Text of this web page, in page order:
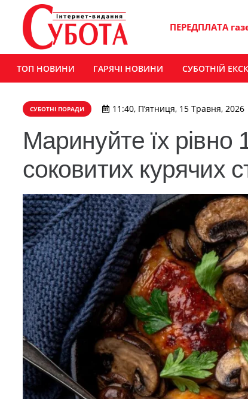
ПЕРЕДПЛАТА
ТОП НОВИНИ ГАРЯЧІ НОВИНИ СУБОТНІЙ
СУБОТНІ ПОРАДИ 11:40, П’ятниця, 15 Травня, 2026
Маринуйте їх рівно
соковитих курячих